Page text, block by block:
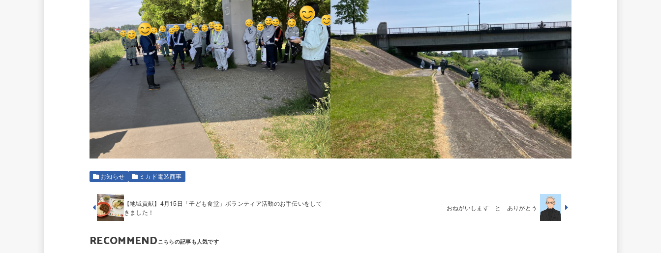
お知らせ ミカド電装商事
おねがいします と ありがとう
【地域貢献】4月15日「子ども食堂」ボランティア活動のお手伝いをして
きました！
RECOMMEND